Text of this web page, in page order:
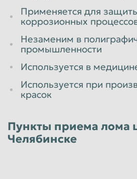
Применяется для
коррозионных
Незаменим в
промышленности
Используется в
Используется при
красок
Пункты приема лома
Челябинске